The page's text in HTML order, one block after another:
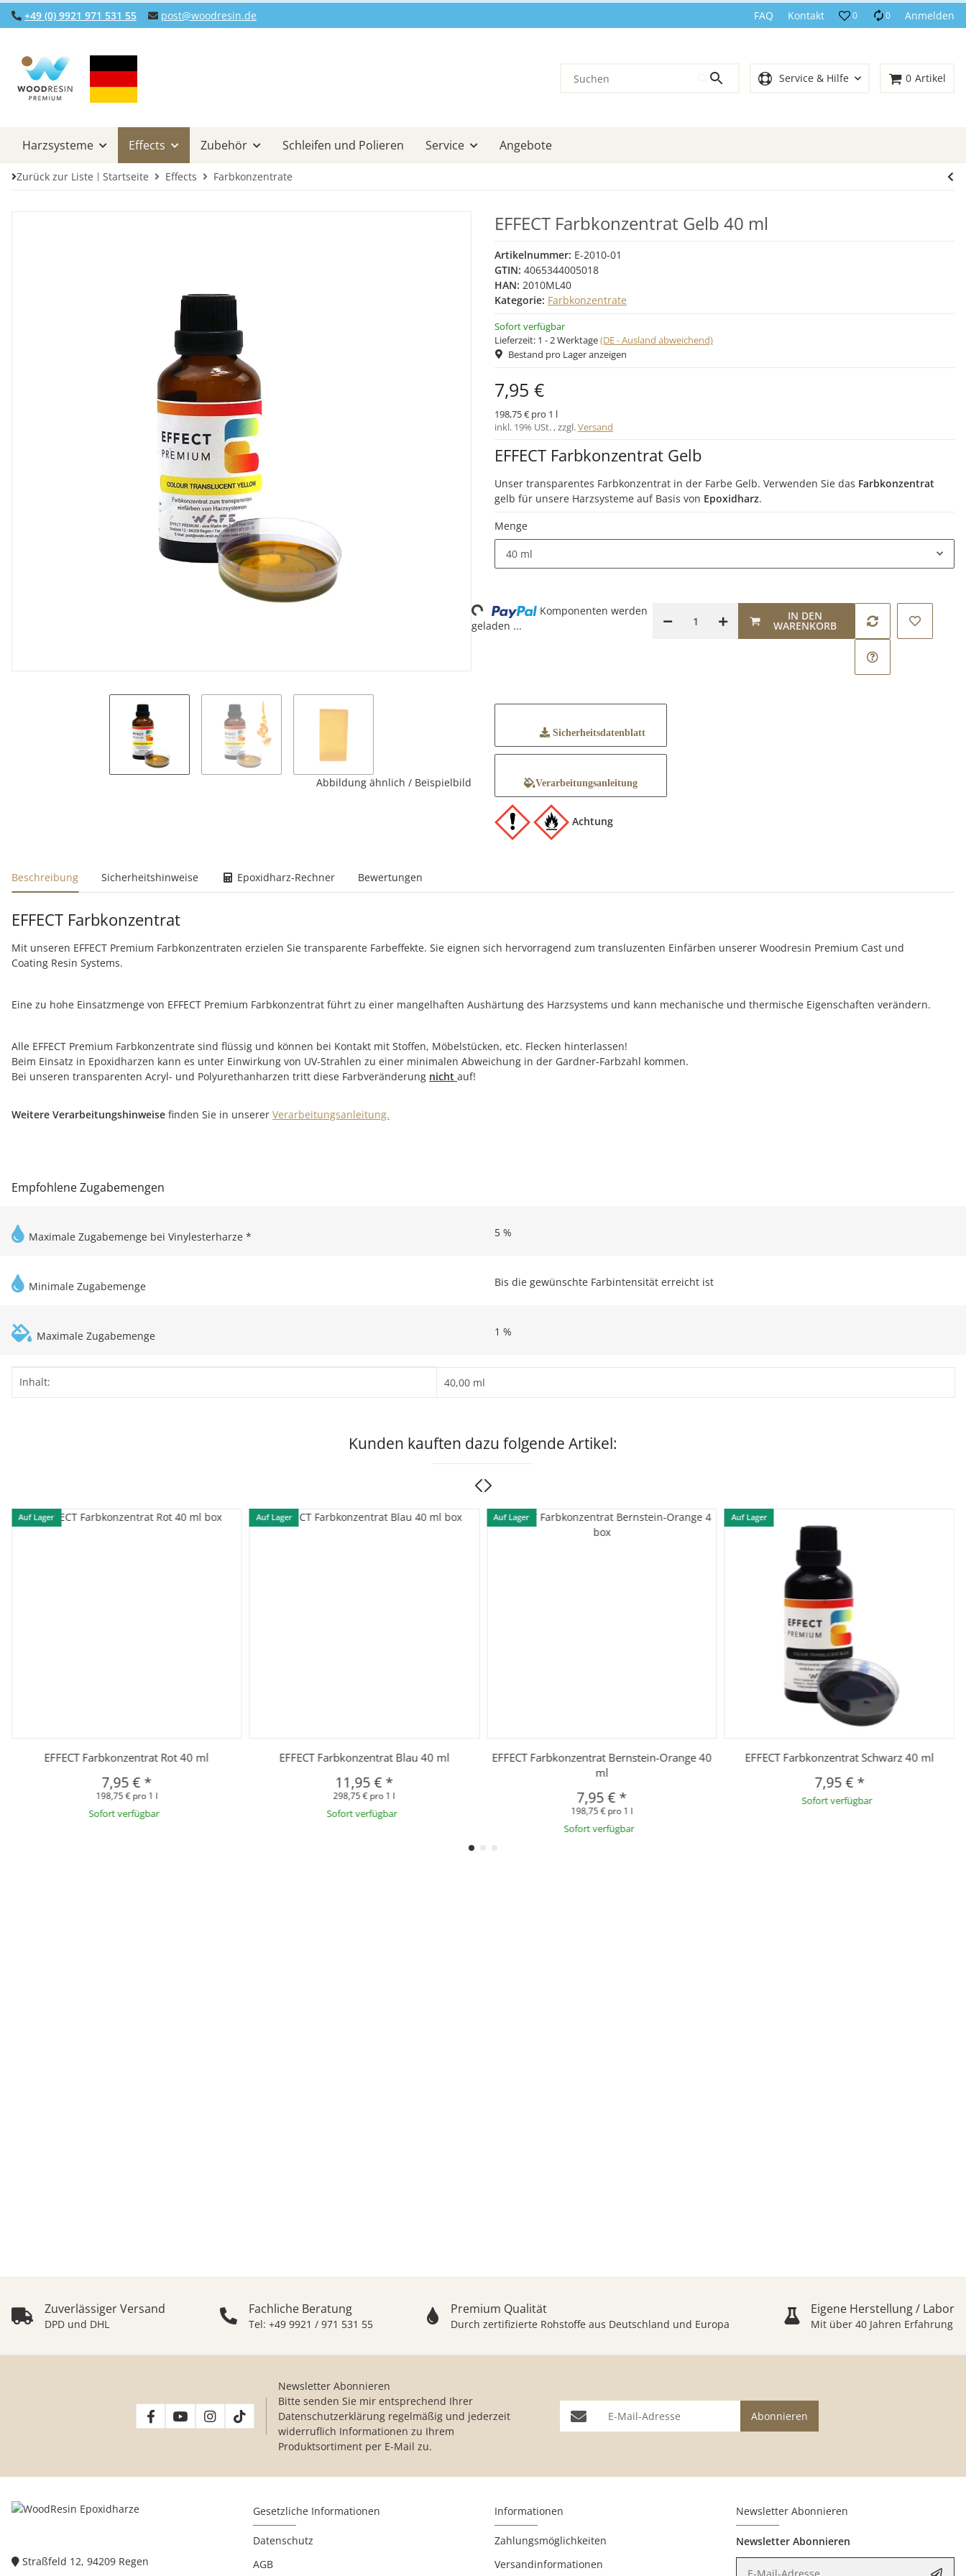
+49 (0) 9921 971 531 55 post@woodresin.de FAQ Kontakt 0 0 Anmelden
Service & Hilfe 0 Artikel
Harzsysteme Effects Zubehör Schleifen und Polieren Service Angebote
Zurück zur Liste Startseite Effects Farbkonzentrate
Abbildung ähnlich / Beispielbild
EFFECT Farbkonzentrat Gelb 40 ml
Artikelnummer: E-2010-01
GTIN: 4065344005018
HAN: 2010ML40
Kategorie: Farbkonzentrate
Sofort verfügbar
Lieferzeit: 1 - 2 Werktage(DE - Ausland abweichend)
Bestand pro Lager anzeigen
7,95 €
198,75 € pro 1 l
inkl. 19% USt. , zzgl.Versand
EFFECT Farbkonzentrat Gelb
Unser transparentes Farbkonzentrat in der Farbe Gelb. Verwenden Sie das Farbkonzentrat
gelb für unsere Harzsysteme auf Basis von Epoxidharz.
Menge
40 ml
IN DEN
WARENKORB
Loading...
Komponenten werden
geladen ...
Sicherheitsdatenblatt
Verarbeitungsanleitung
Achtung
weitere Registerkarten anzeigen
Beschreibung Sicherheitshinweise Epoxidharz-Rechner Bewertungen
EFFECT Farbkonzentrat
Mit unseren EFFECT Premium Farbkonzentraten erzielen Sie transparente Farbeffekte. Sie eignen sich hervorragend zum transluzenten Einfärben unserer Woodresin Premium Cast und
Coating Resin Systems.
Eine zu hohe Einsatzmenge von EFFECT Premium Farbkonzentrat führt zu einer mangelhaften Aushärtung des Harzsystems und kann mechanische und thermische Eigenschaften verändern.
Alle EFFECT Premium Farbkonzentrate sind flüssig und können bei Kontakt mit Stoffen, Möbelstücken, etc. Flecken hinterlassen!
Beim Einsatz in Epoxidharzen kann es unter Einwirkung von UV-Strahlen zu einer minimalen Abweichung in der Gardner-Farbzahl kommen.
Bei unseren transparenten Acryl- und Polyurethanharzen tritt diese Farbveränderung nicht auf!
Weitere Verarbeitungshinweise finden Sie in unserer Verarbeitungsanleitung.
Empfohlene Zugabemengen
Maximale Zugabemenge bei Vinylesterharze * 5 %
Minimale Zugabemenge Bis die gewünschte Farbintensität erreicht ist
Maximale Zugabemenge 1 %
Produkteigenschaft
Wert
Inhalt: 40,00 ml
Kunden kauften dazu folgende Artikel:
Auf Lager
EFFECT Farbkonzentrat Rot 40 ml
7,95 €*
198,75 € pro 1 l
Sofort verfügbar
Auf Lager
EFFECT Farbkonzentrat Blau 40 ml
11,95 €*
298,75 € pro 1 l
Sofort verfügbar
Auf Lager
EFFECT Farbkonzentrat Bernstein-Orange 40
ml
7,95 €*
198,75 € pro 1 l
Sofort verfügbar
Auf Lager
EFFECT Farbkonzentrat Schwarz 40 ml
7,95 €*
Sofort verfügbar
Zuverlässiger Versand
DPD und DHL
Fachliche Beratung
Tel: +49 9921 / 971 531 55
Premium Qualität
Durch zertifizierte Rohstoffe aus Deutschland und Europa
Eigene Herstellung / Labor
Mit über 40 Jahren Erfahrung
Newsletter Abonnieren
Bitte senden Sie mir entsprechend Ihrer
Datenschutzerklärung regelmäßig und jederzeit
widerruflich Informationen zu Ihrem
Produktsortiment per E-Mail zu.
E-Mail-Adresse Abonnieren
Straßfeld 12, 94209 Regen
Gesetzliche Informationen
Datenschutz
AGB
Informationen
Zahlungsmöglichkeiten
Versandinformationen
Newsletter Abonnieren
Newsletter Abonnieren